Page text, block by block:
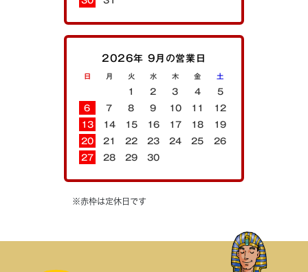
2026年 9月の営業日
日 月 火 水 木 金 土
1 2 3 4
5
6
7 8 9 10 11
12
13
14 15 16 17 18
19
20
21 22 23 24 25
26
27
28 29 30
※赤枠は定休日です